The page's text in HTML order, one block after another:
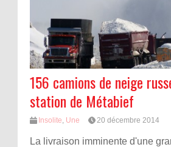
156 camions de neige
station de Métabief
Insolite, Une 20 décembre 2014
La livraison imminente d'une